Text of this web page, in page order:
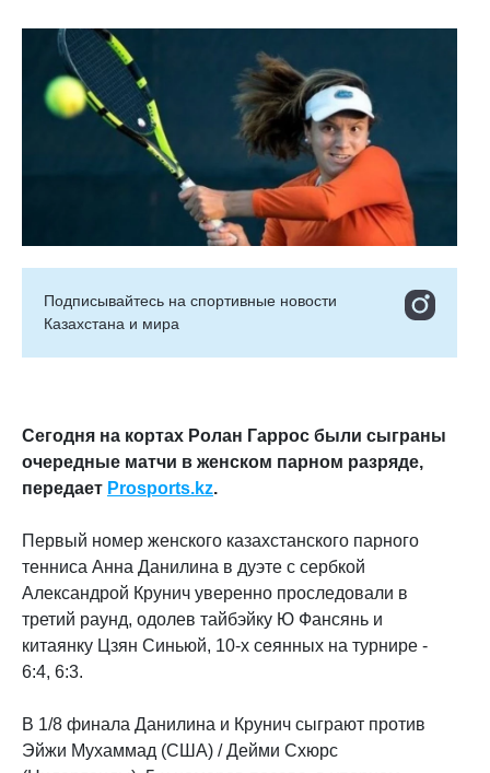
Подписывайтесь на cпортивные новости
Казахстана и мира
Сегодня на кортах Ролан Гаррос были сыграны
очередные матчи в женском парном разряде,
передает Prosports.kz.
Первый номер женского казахстанского парного
тенниса Анна Данилина в дуэте с сербкой
Александрой Крунич уверенно проследовали в
третий раунд, одолев тайбэйку Ю Фансянь и
китаянку Цзян Синьюй, 10-х сеянных на турнире -
6:4, 6:3.
В 1/8 финала Данилина и Крунич сыграют против
Эйжи Мухаммад (США) / Дейми Схюрс